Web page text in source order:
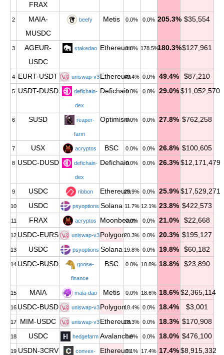
FRAX
2
MAIA-
MUSDC
beefy Metis 0.0% 0.0% 205.3% $35,554
3
AGEUR-
USDC
stakedao Ethereum1.8% 178.5%180.3%$127,961
4 EURT-USDT uniswap-v3Ethereum49.4% 0.0% 49.4% $87,210
5 USDT-DUSD defichain-
dex
Defichain0.0% 0.0% 29.0% $11,052,570
6 SUSD reaper-
farm
Optimism0.0% 0.0% 27.8% $762,258
7 USX acryptos BSC 0.0% 0.0% 26.8% $100,605
8 USDC-DUSD defichain-
dex
Defichain0.0% 0.0% 26.3% $12,171,479
9 USDC ribbon Ethereum25.9% 0.0% 25.9% $17,529,271
10 USDC psyoptions Solana 11.7% 12.1% 23.8% $422,573
11 FRAX acryptos Moonbeam
0.0% 0.0% 21.0% $22,668
12 USDC-EURS uniswap-v3Polygon20.3% 0.0% 20.3% $195,127
13 USDC psyoptions Solana 19.8% 0.0% 19.8% $60,182
14 USDC-BUSD goose-
finance
BSC 0.0% 18.8% 18.8% $23,890
15 MAIA maia-dao Metis 0.0% 18.6% 18.6% $2,365,114
16 USDC-BUSD uniswap-v3Polygon18.4% 0.0% 18.4% $3,001
17 MIM-USDC uniswap-v3Ethereum18.3% 0.0% 18.3% $170,908
18 USDC hedgefarm Avalanche0.0% 0.0% 18.0% $476,100
19 USDN-3CRV convex- Ethereum0.1% 17.4% 17.4% $8,915,332